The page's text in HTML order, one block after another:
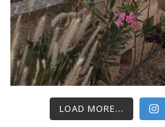
LOAD MORE...